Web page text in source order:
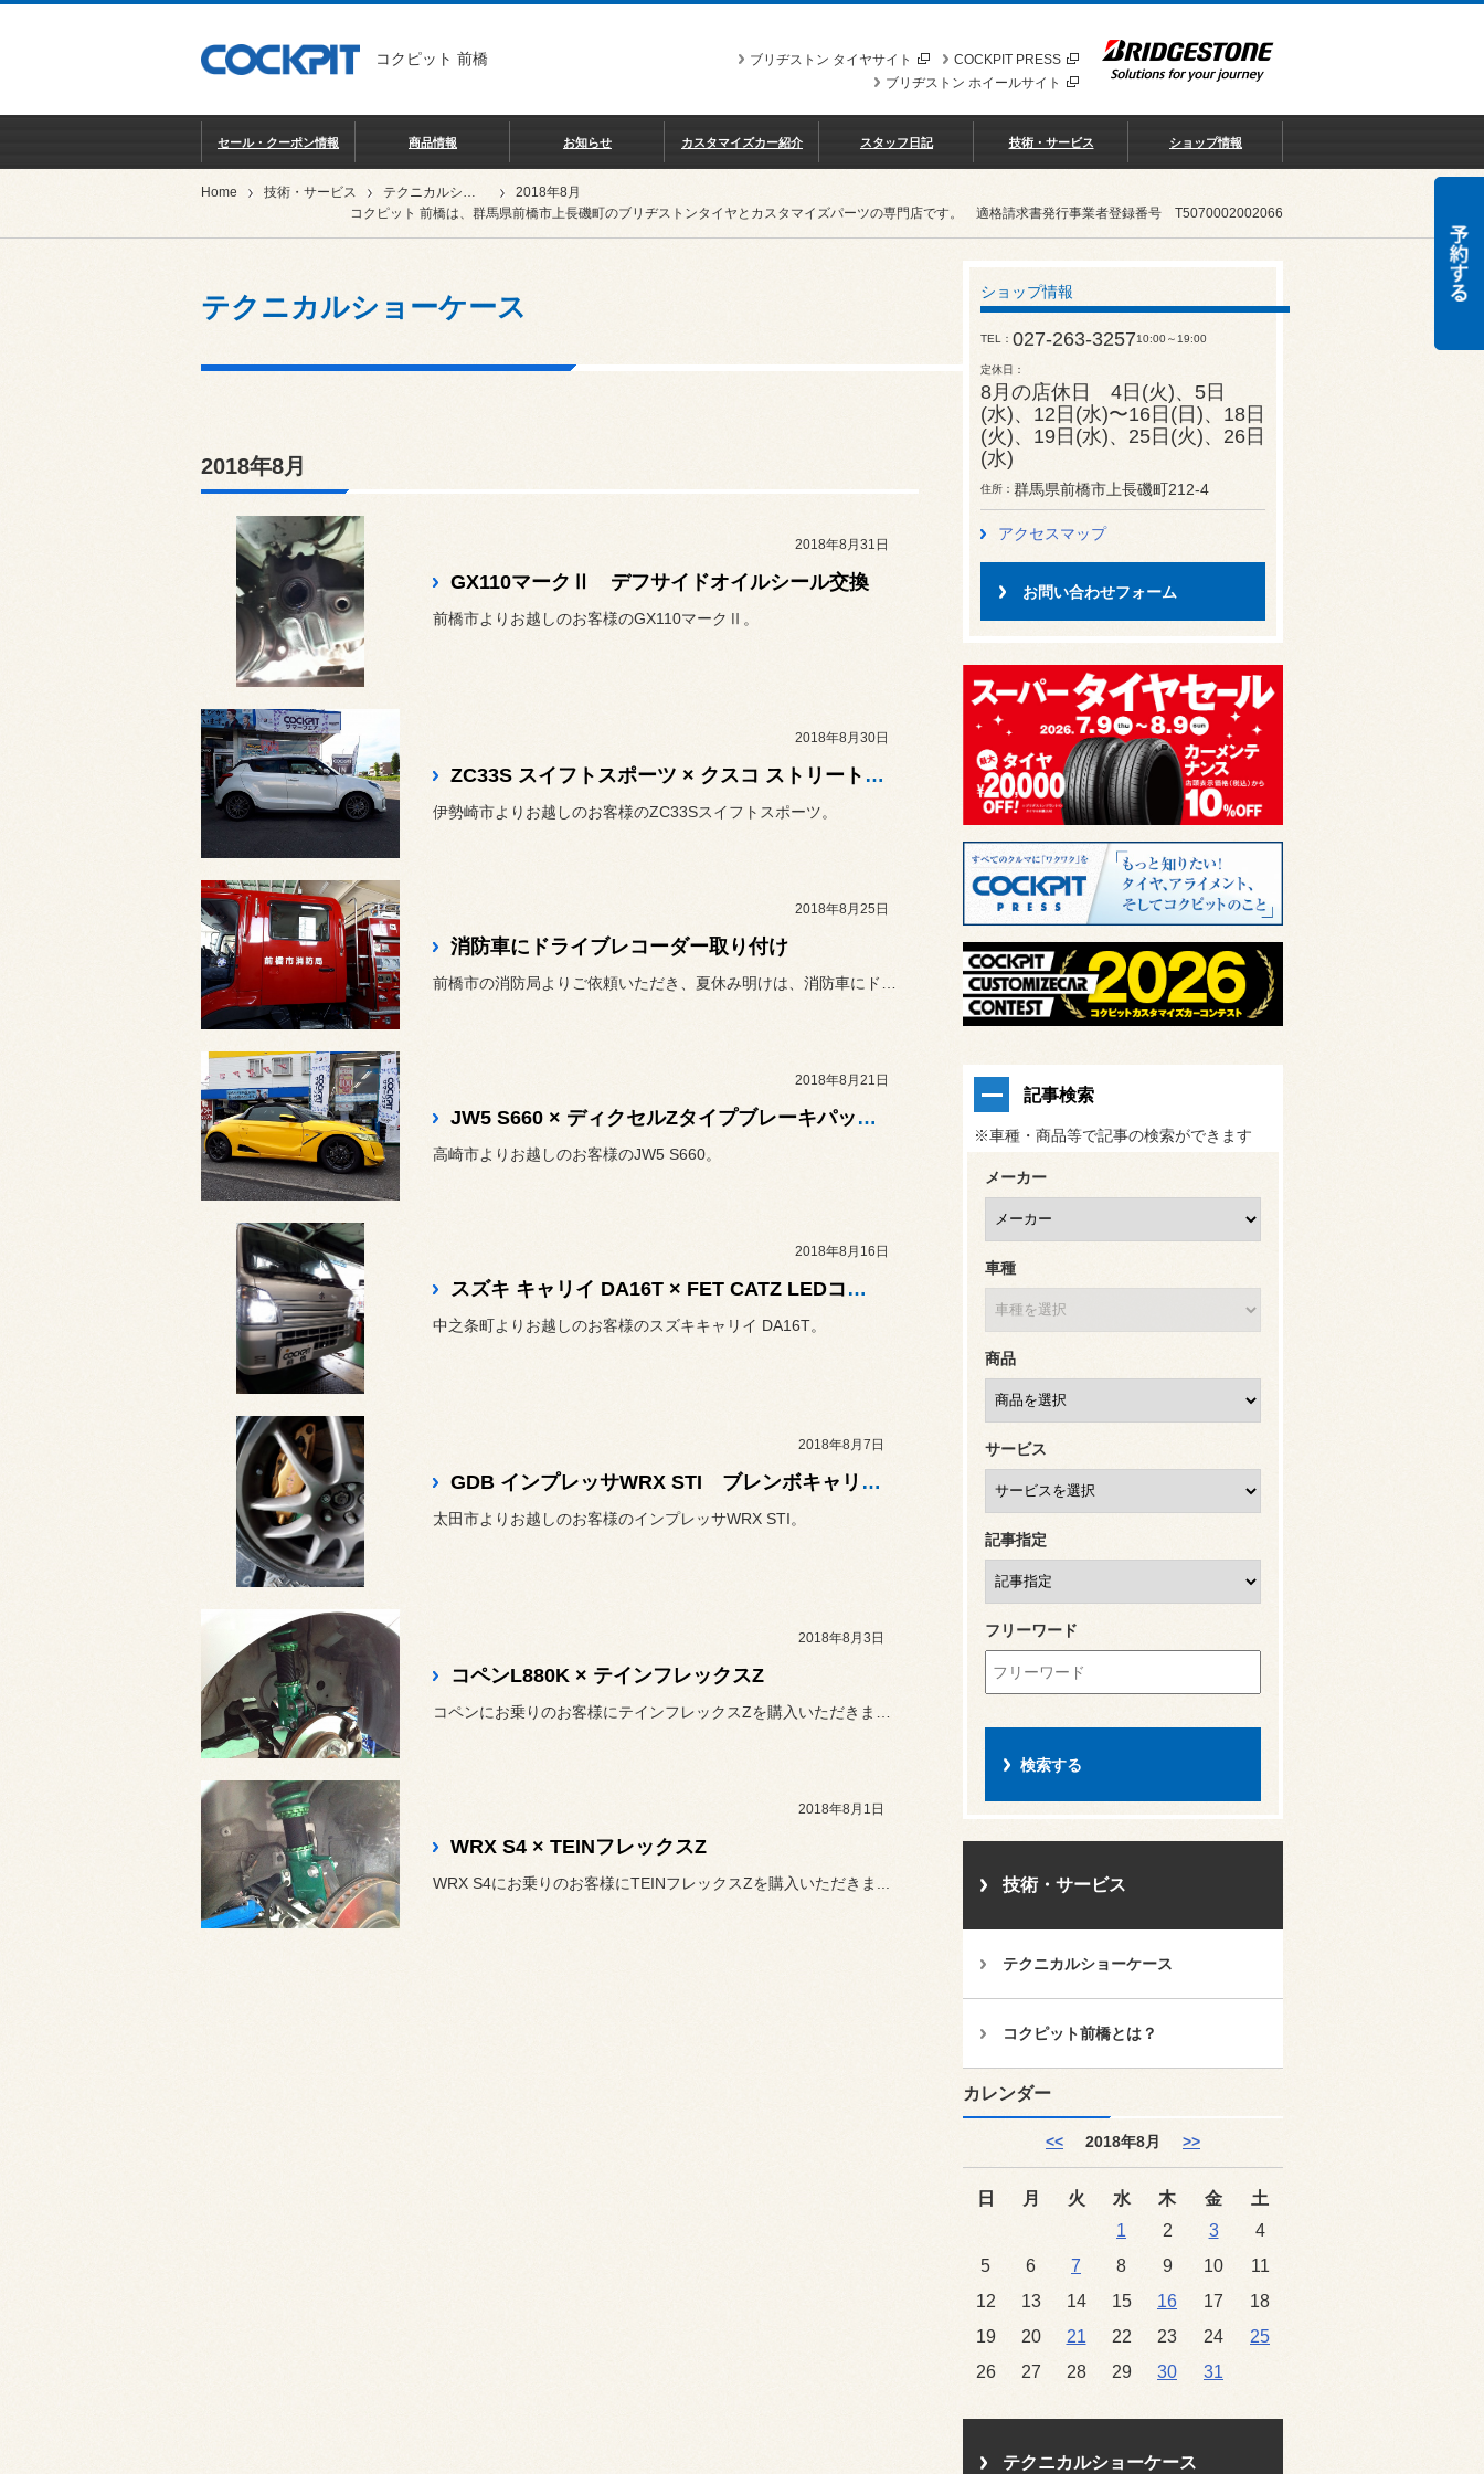
コクピット 前橋 COCKPIT PRESS
ブリヂストン タイヤサイト
ブリヂストン ホイールサイト
セール・クーポン情報 商品情報 お知らせ カスタマイズカー紹介 スタッフ日記 技術・サービス ショップ情報
Home 技術・サービス テクニカルショーケース
2018年8月
コクピット 前橋は、群馬県前橋市上長磯町のブリヂストンタイヤとカスタマイズパーツの専門店です。 適格請求書発行事業者登録番号 T5070002002066
テクニカルショーケース
2018年8月
2018年8月31日
GX110マークⅡ デフサイドオイルシール交換
前橋市よりお越しのお客様のGX110マークⅡ。
2018年8月30日
ZC33S スイフトスポーツ × クスコ ストリートZERO A
伊勢崎市よりお越しのお客様のZC33Sスイフトスポーツ。
2018年8月25日
消防車にドライブレコーダー取り付け
2018年8月21日
JW5 S660 × ディクセルZタイプブレーキパッド&FSローター
高崎市よりお越しのお客様のJW5 S660。
2018年8月16日
スズキ キャリイ DA16T × FET CATZ LEDコンバーションキット REFLEX
中之条町よりお越しのお客様のスズキキャリイ DA16T。
2018年8月7日
GDB インプレッサWRX STI ブレンボキャリパーオーバーホール
太田市よりお越しのお客様のインプレッサWRX STI。
2018年8月3日
コペンL880K × テインフレックスZ
コペンにお乗りのお客様にテインフレックスZを購入いただきました。
2018年8月1日
WRX S4 × TEINフレックスZ
WRX S4にお乗りのお客様にTEINフレックスZを購入いただきま...
ショップ情報
TEL 027-263-325710:00～19:00
定休日
8月の店休日 4日(火)、5日
(水)、12日(水)〜16日(日)、18日
(火)、19日(水)、25日(火)、26日
(水)
住所 群馬県前橋市上長磯町212-4
アクセスマップ
お問い合わせフォーム
記事検索
※車種・商品等で記事の検索ができます
メーカー
車種
商品
サービス
記事指定
フリーワード
技術・サービス
テクニカルショーケース
コクピット前橋とは？
カレンダー
<< 2018年8月 >>
日 月 火 水 木 金
土
1
2 3
4
5
6 7 8 9 10
11
12
13 14 15 16 17
18
19
20 21 22 23 24
25
26
27 28 29 30 31
テクニカルショーケース